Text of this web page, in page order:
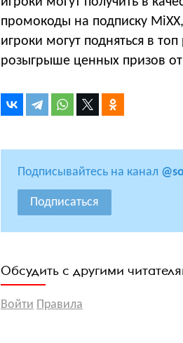
промокоды на подписку
игроки могут подняться в
розыгрыше ценных призов от
Подписывайтесь на канал
Подписаться
Обсудить с другими
Войти Правила